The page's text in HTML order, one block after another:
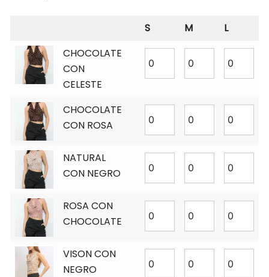
S M
L
CHOCOLATE
CON
CELESTE
CHOCOLATE
CON ROSA
NATURAL
CON NEGRO
ROSA CON
CHOCOLATE
VISON CON
NEGRO